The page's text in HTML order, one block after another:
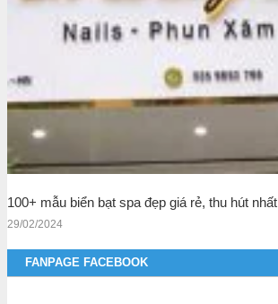
100+ mẫu biển bạt spa đẹp giá rẻ, thu hút nhất
29/02/2024
FANPAGE FACEBOOK